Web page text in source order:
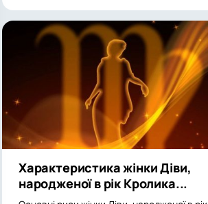
Характеристика жінки Діви,
народженої в рік Кролика...